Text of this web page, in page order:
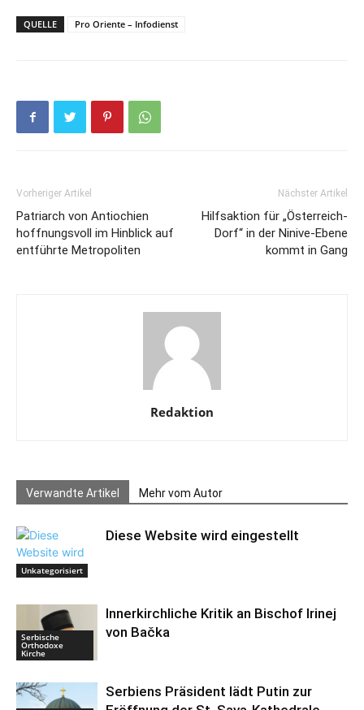
QUELLE Pro Oriente – Infodienst
Vorheriger Artikel
Patriarch von Antiochien
hoffnungsvoll im Hinblick auf
entführte Metropoliten
Nächster Artikel
Hilfsaktion für „Österreich-
Dorf“ in der Ninive-Ebene
kommt in Gang
Redaktion
Verwandte Artikel Mehr vom Autor
Unkategorisiert
Diese Website wird eingestellt
Serbische
Orthodoxe
Kirche
Innerkirchliche Kritik an Bischof Irinej
von Bačka
Serbiens Präsident lädt Putin zur